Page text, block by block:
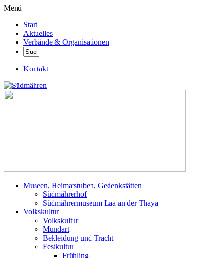
Menü
Start
Aktuelles
Verbände & Organisationen
Kontakt
Museen, Heimatstuben, Gedenkstätten
Südmährerhof
Südmährermuseum Laa an der Thaya
Volkskultur
Volkskultur
Mundart
Bekleidung und Tracht
Festkultur
Frühling